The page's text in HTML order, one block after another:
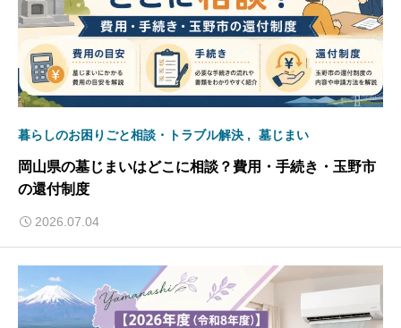
暮らしのお困りごと相談・トラブル解決 墓じまい
岡山県の墓じまいはどこに相談？費用・手続き・玉野市
の還付制度
2026.07.04